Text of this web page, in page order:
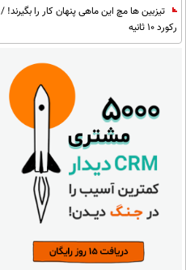
تیزبین ها مچ این ماهی پنهان کار را بگیرند! /
رکورد 10 ثانیه